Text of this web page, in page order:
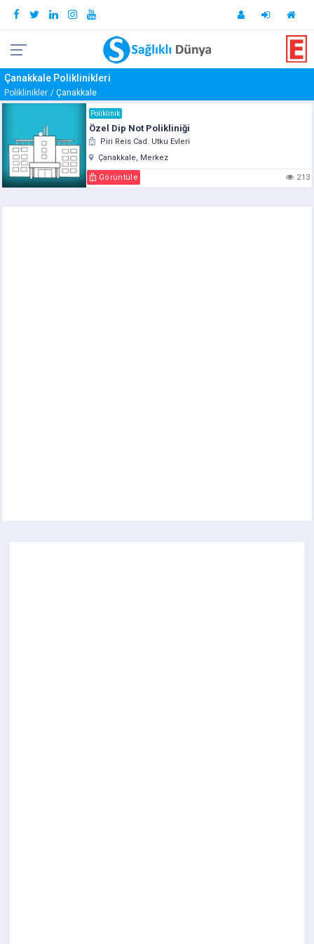
Çanakkale Poliklinikleri
Poliklinikler Çanakkale
Poliklinik
Özel Dip Not Polikliniği
Piri Reis Cad. Utku Evleri
Çanakkale, Merkez
Görüntüle 213